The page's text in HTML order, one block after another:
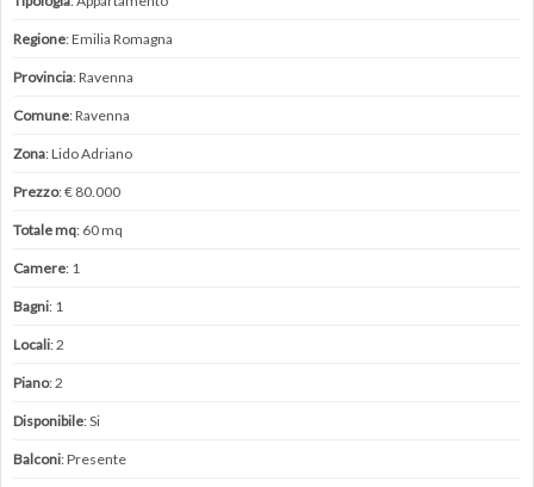
Regione: Emilia Romagna
Provincia: Ravenna
Comune: Ravenna
Zona: Lido Adriano
Prezzo: € 80.000
Totale mq: 60 mq
Camere: 1
Bagni: 1
Locali: 2
Piano: 2
Disponibile: Si
Balconi: Presente